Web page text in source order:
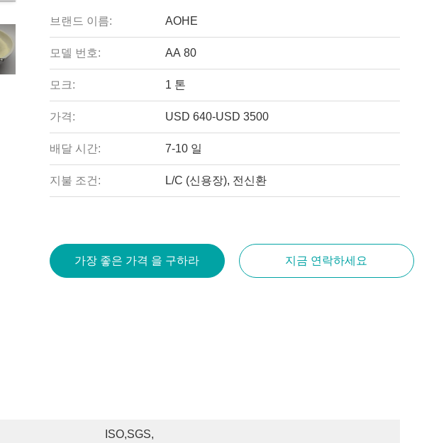
브랜드 이름: AOHE
모델 번호: AA 80
모크: 1 톤
가격: USD 640-USD 3500
배달 시간: 7-10 일
지불 조건: L/C (신용장), 전신환
가장 좋은 가격 을 구하라 지금 연락하세요
ISO,SGS,